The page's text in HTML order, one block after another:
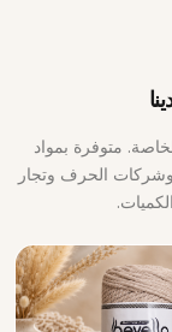
متوفرة بمواد
الحرف وتجار